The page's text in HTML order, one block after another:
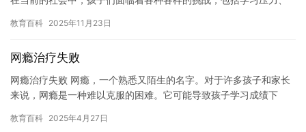
视，以缓…
教育百科 2025年11月23日
网瘾治疗失败
网瘾治疗失败 网瘾，一个熟悉又陌生的名字。对于许多孩子和家长
来说，网瘾是一种难以克服的困难。它可能导致孩子学习成绩下
个争议…
教育百科 2025年4月27日